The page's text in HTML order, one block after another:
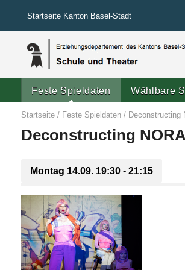
Startseite Kanton Basel-Stadt
Feste Spieldaten Wählbare
Startseite / Feste Spieldaten / Deconstructing
Deconstructing NORA
Montag 14.09. 19:30 - 21:15